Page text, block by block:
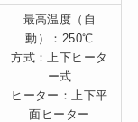
最高温度（自
動）：250℃
方式：上下ヒータ
ー式
ヒーター：上下平
面ヒーター